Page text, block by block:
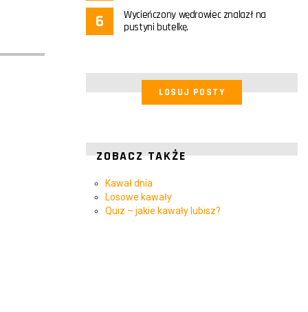
Wycieńczony wędrowiec znalazł na
pustyni butelkę.
LOSUJ POSTY
ZOBACZ TAKŻE
Kawał dnia
Losowe kawały
Quiz – jakie kawały lubisz?